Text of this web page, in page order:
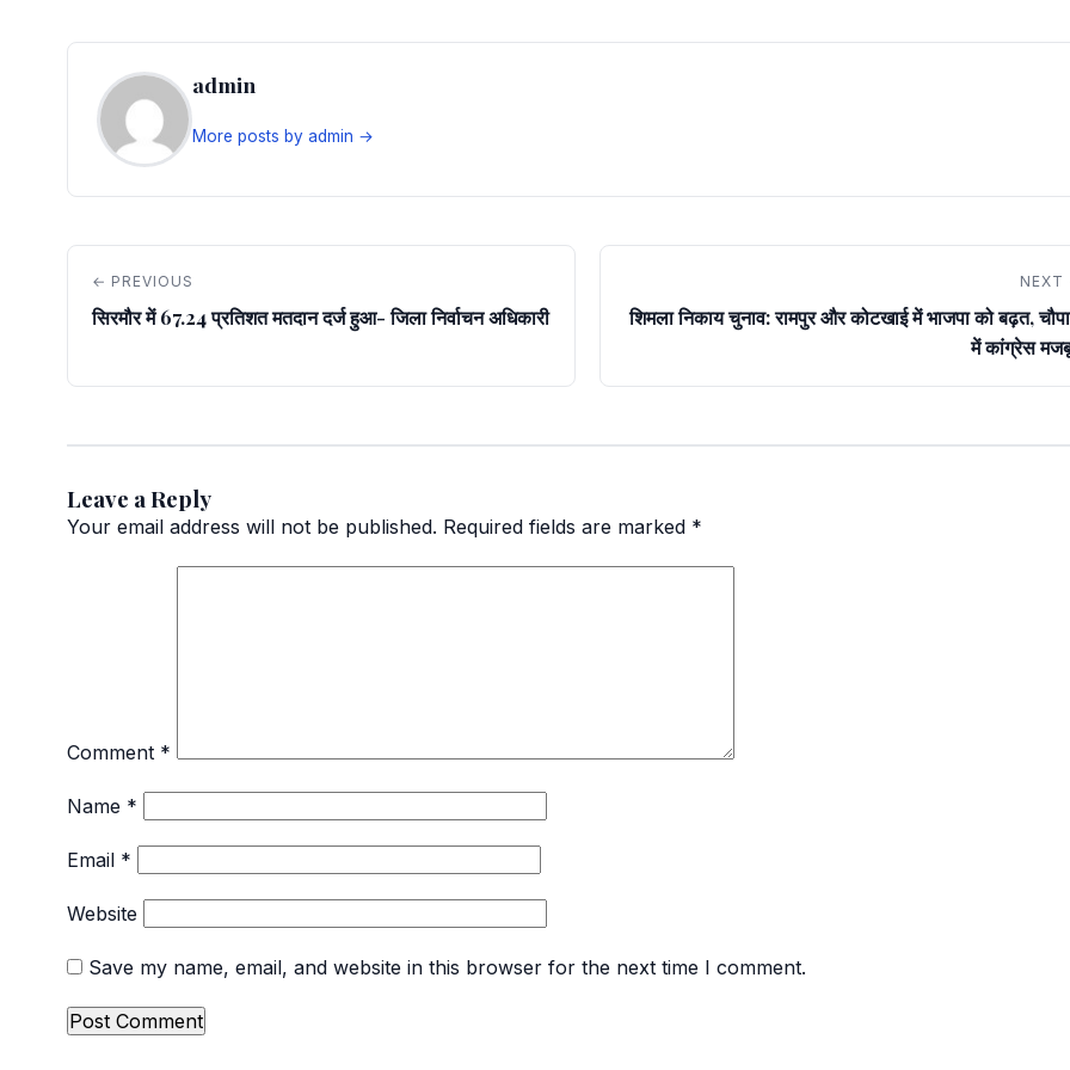
admin
More posts by admin →
← PREVIOUS
सिरमौर में 67.24 प्रतिशत मतदान दर्ज हुआ- जिला निर्वाचन अधिकारी
NEXT
शिमला निकाय चुनाव: रामपुर और कोटखाई में भाजपा को बढ़त,
में कांग्रेस
Leave a Reply
Your email address will not be published. Required fields are marked *
Comment *
Name *
Email *
Website
Save my name, email, and website in this browser for the next time I comment.